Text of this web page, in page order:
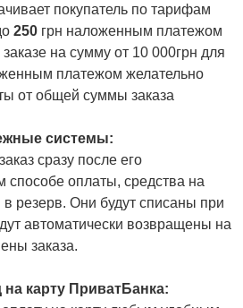
покупатель по тарифам
250 грн наложенным платежом
на сумму от 10 000грн для
платежом желательно
от общей суммы заказа
системы:
сразу после его
оплаты, средства на
резерв. Они будут списаны при
автоматически возвращены на
заказа.
карту ПриватБанка: